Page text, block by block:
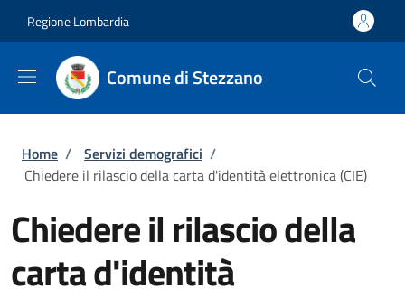
Regione Lombardia
Comune di Stezzano
Briciole di pane
Home / Servizi demografici /
Chiedere il rilascio della carta d'identità elettronica (CIE)
Chiedere il rilascio della
carta d'identità